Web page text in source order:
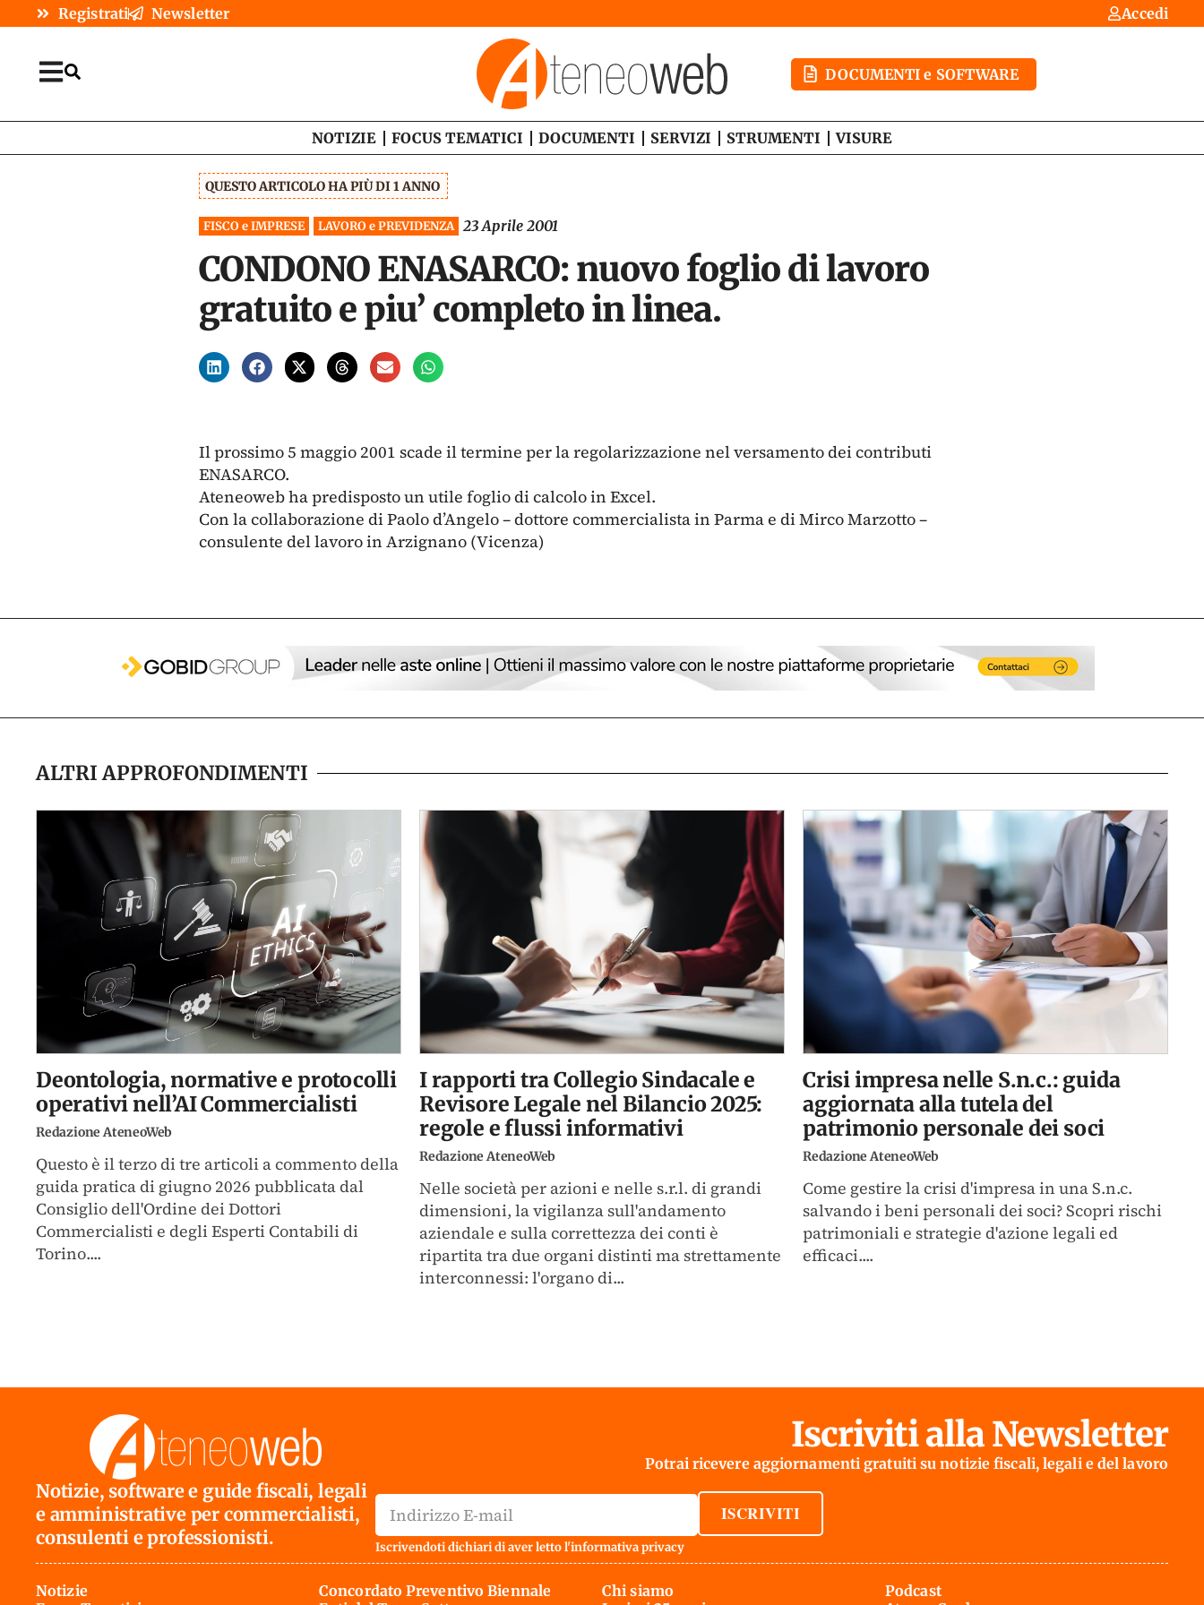
Registrati Newsletter Accedi
DOCUMENTI e SOFTWARE
NOTIZIE FOCUS TEMATICI DOCUMENTI SERVIZI STRUMENTI VISURE
QUESTO ARTICOLO HA PIÙ DI 1 ANNO
FISCO e IMPRESE LAVORO e PREVIDENZA 23 Aprile 2001
CONDONO ENASARCO: nuovo foglio di lavoro
gratuito e piu’ completo in linea.
Il prossimo 5 maggio 2001 scade il termine per la regolarizzazione nel versamento dei contributi
ENASARCO.
Ateneoweb ha predisposto un utile foglio di calcolo in Excel.
Con la collaborazione di Paolo d’Angelo – dottore commercialista in Parma e di Mirco Marzotto –
consulente del lavoro in Arzignano (Vicenza)
ALTRI APPROFONDIMENTI
Deontologia, normative e protocolli
operativi nell’AI Commercialisti
Redazione AteneoWeb
Questo è il terzo di tre articoli a commento della
guida pratica di giugno 2026 pubblicata dal
Consiglio dell'Ordine dei Dottori
Commercialisti e degli Esperti Contabili di
Torino....
I rapporti tra Collegio Sindacale e
Revisore Legale nel Bilancio 2025:
regole e flussi informativi
Redazione AteneoWeb
Nelle società per azioni e nelle s.r.l. di grandi
dimensioni, la vigilanza sull'andamento
aziendale e sulla correttezza dei conti è
ripartita tra due organi distinti ma strettamente
interconnessi: l'organo di...
Crisi impresa nelle S.n.c.: guida
aggiornata alla tutela del
patrimonio personale dei soci
Redazione AteneoWeb
Come gestire la crisi d'impresa in una S.n.c.
salvando i beni personali dei soci? Scopri rischi
patrimoniali e strategie d'azione legali ed
efficaci....
Notizie, software e guide fiscali, legali
e amministrative per commercialisti,
consulenti e professionisti.
Iscriviti alla Newsletter
Potrai ricevere aggiornamenti gratuiti su notizie fiscali, legali e del lavoro
ISCRIVITI
Iscrivendoti dichiari di aver letto l'informativa privacy
Notizie
Concordato Preventivo Biennale
Chi siamo
Podcast